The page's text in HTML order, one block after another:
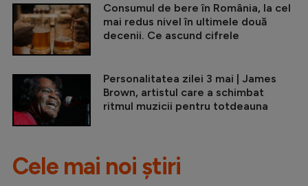
Consumul de bere în România, la cel
mai redus nivel în ultimele două
decenii. Ce ascund cifrele
Personalitatea zilei 3 mai | James
Brown, artistul care a schimbat
ritmul muzicii pentru totdeauna
Cele mai noi știri